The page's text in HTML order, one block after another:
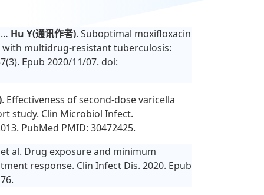
… Hu Y(通讯作者). Suboptimal moxifloxacin
multidrug-resistant tuberculosis:
Epub 2020/11/07. doi:
. Effectiveness of second-dose varicella
study. Clin Microbiol Infect.
PubMed PMID: 30472425.
et al. Drug exposure and minimum
response. Clin Infect Dis. 2020. Epub